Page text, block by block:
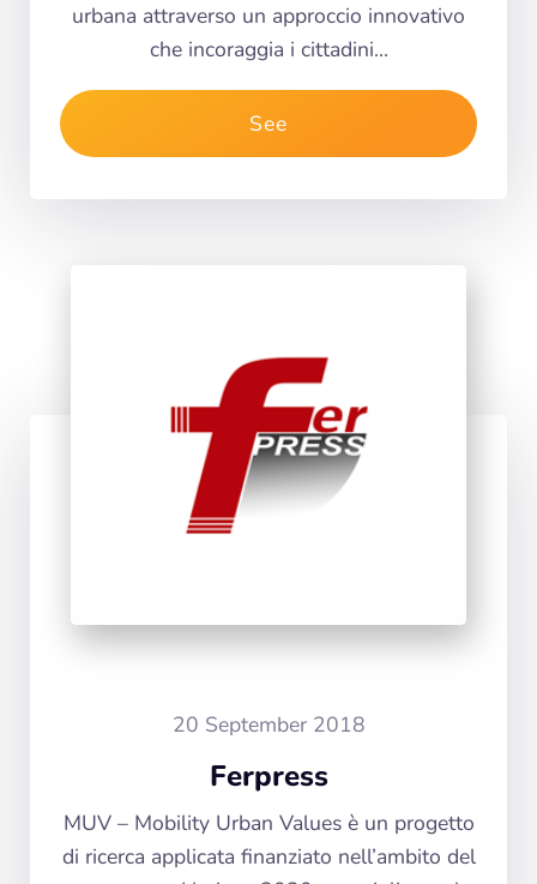
urbana attraverso un approccio innovativo
che incoraggia i cittadini…
See
20 September 2018
Ferpress
MUV – Mobility Urban Values è un progetto
di ricerca applicata finanziato nell’ambito del